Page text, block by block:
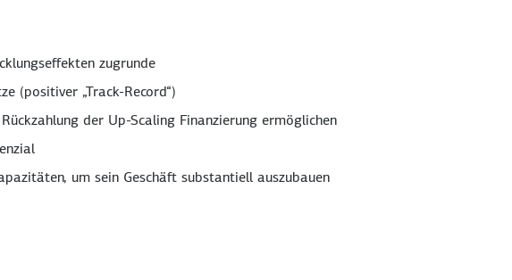
zugrunde
(positiver „Track-Record“)
der Up-Scaling Finanzierung ermöglichen
um sein Geschäft substantiell auszubauen